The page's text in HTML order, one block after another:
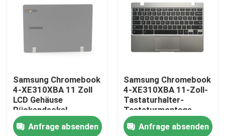
Nach Hause
Über uns
Samsung Chromebook
4-XE310XBA 11 Zoll
LCD Gehäuse
Rückendeckel
Dunkelgrau BA98-
01974BAnfrage absenden
Samsung Chromebook
4-XE310XBA 11-Zoll-
Tastaturhalter-
Tastaturmontage
Silber BA98-01976A
BA61-03989A
Anfrage absenden